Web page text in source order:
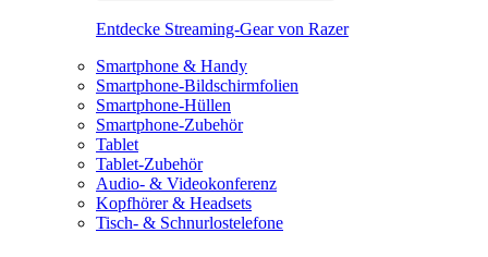
Entdecke Streaming-Gear von Razer
Smartphone & Handy
Smartphone-Bildschirmfolien
Smartphone-Hüllen
Smartphone-Zubehör
Tablet
Tablet-Zubehör
Audio- & Videokonferenz
Kopfhörer & Headsets
Tisch- & Schnurlostelefone